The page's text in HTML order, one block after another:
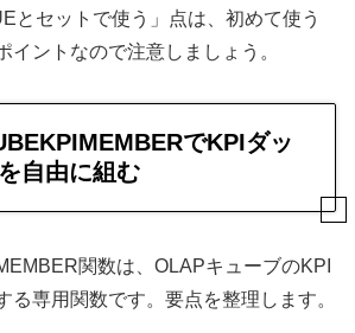
とセットで使う」点は、初めて使う
イントなので注意しましょう。
でKPIダッ
自由に組む
関数は、OLAPキューブのKPI
る専用関数です。要点を整理します。